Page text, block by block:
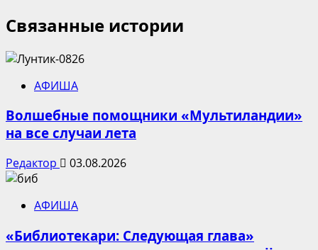
Связанные истории
АФИША
Волшебные помощники «Мультиландии»
на все случаи лета
Редактор 03.08.2026
АФИША
«Библиотекари: Следующая глава»